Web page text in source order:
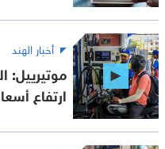
أخبار الهند
موتيرييل:
ارتفاع